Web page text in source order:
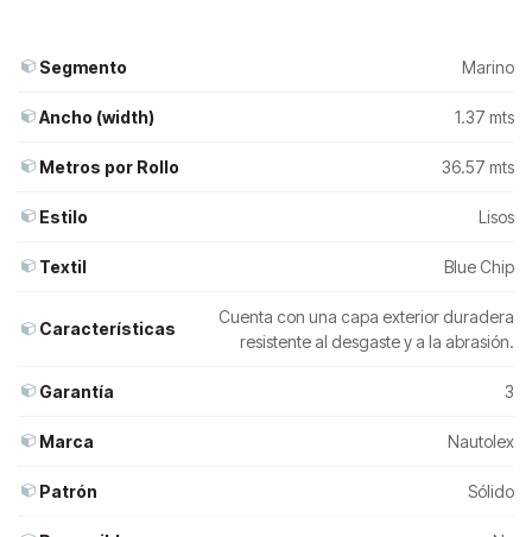
Segmento Marino
Ancho (width) 1.37 mts
Metros por Rollo 36.57 mts
Estilo Lisos
Textil Blue Chip
Características
Cuenta con una capa exterior duradera
resistente al desgaste y a la abrasión.
Garantía 3
Marca Nautolex
Patrón Sólido